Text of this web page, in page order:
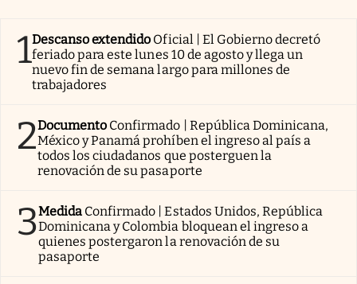
1Descanso extendido Oficial | El Gobierno decretó
feriado para este lunes 10 de agosto y llega un
nuevo fin de semana largo para millones de
trabajadores
2Documento Confirmado | República Dominicana,
México y Panamá prohíben el ingreso al país a
todos los ciudadanos que posterguen la
renovación de su pasaporte
3Medida Confirmado | Estados Unidos, República
Dominicana y Colombia bloquean el ingreso a
quienes postergaron la renovación de su
pasaporte